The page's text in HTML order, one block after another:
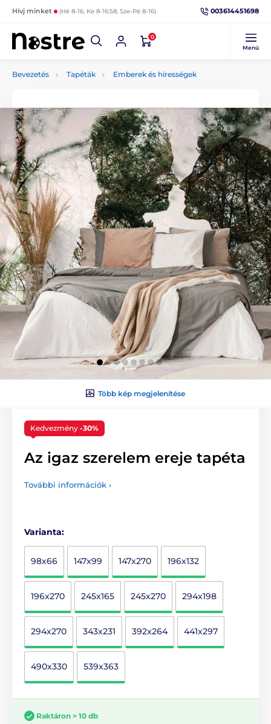
Hívj minket (Hé 8-16, Ke 8-16:58, Sze-Pé 8-16) 003614451698
0
Menü
Bevezetés Tapéták Emberek és hírességek
Több kép megjelenítése
Kedvezmény -30%
Az igaz szerelem ereje tapéta
További információk ›
Varianta:
98x66 147x99 147x270 196x132
196x270 245x165 245x270 294x198
294x270 343x231 392x264 441x297
490x330 539x363
Raktáron > 10 db